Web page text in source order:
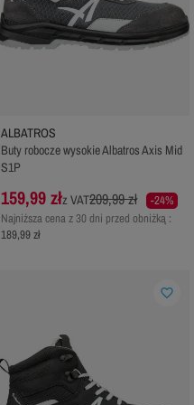
ALBATROS
Buty robocze wysokie Albatros Axis Mid
S1P
159,99 złz VAT209,99 zł
-24%
Najniższa cena z 30 dni przed obniżką :
189,99 zł
favorite_border